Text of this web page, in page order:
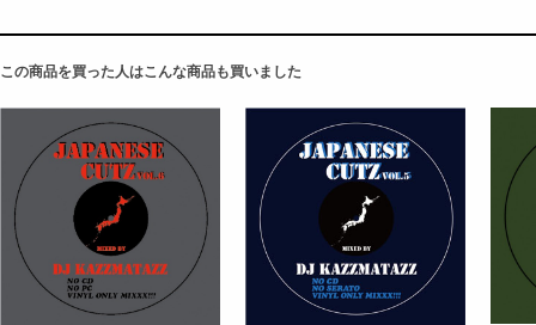
この商品を買った人はこんな商品も買いました